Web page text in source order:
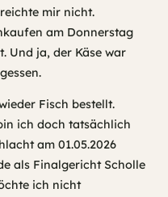
mir nicht.
am Donnerstag
Und ja, der Käse war
Fisch bestellt.
ich doch tatsächlich
am 01.05.2026
als Finalgericht Scholle
ich nicht